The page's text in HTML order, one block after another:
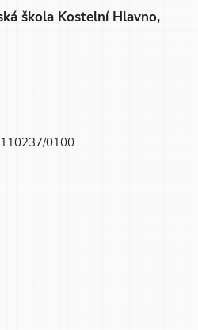
škola Kostelní Hlavno,
0100